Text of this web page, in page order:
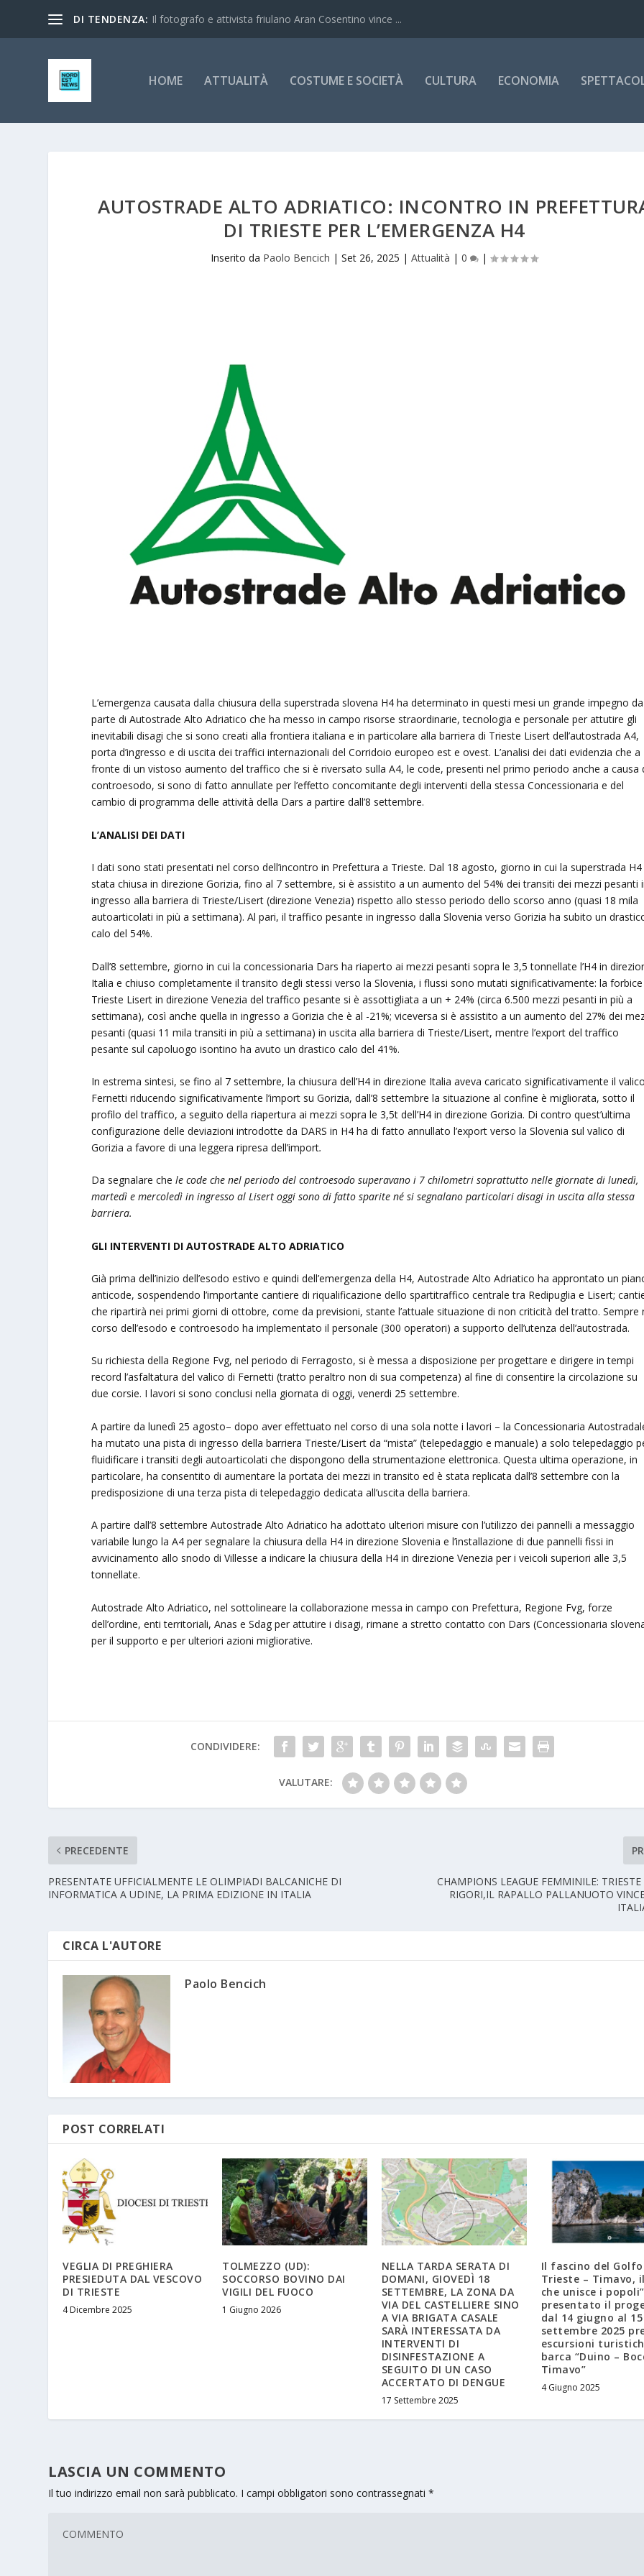
DI TENDENZA: Il fotografo e attivista friulano Aran Cosentino vince ...
HOME ATTUALITÀ COSTUME E SOCIETÀ CULTURA ECONOMIA
AUTOSTRADE ALTO ADRIATICO: INCONTRO IN
DI TRIESTE PER L’EMERGENZA H4
Inserito da Paolo Bencich |Set 26, 2025 |Attualità |0 |
L’emergenza causata dalla chiusura della superstrada slovena H4 ha determinato in questi mesi un grande impegno da
parte di Autostrade Alto Adriatico che ha messo in campo risorse straordinarie, tecnologia e personale per attutire gli
inevitabili disagi che si sono creati alla frontiera italiana e in particolare alla barriera di Trieste Lisert dell’autostrada A4,
porta d’ingresso e di uscita dei traffici internazionali del Corridoio europeo est e ovest. L’analisi dei dati evidenzia che a
fronte di un vistoso aumento del traffico che si è riversato sulla A4, le code, presenti nel primo periodo anche a causa
controesodo, si sono di fatto annullate per l’effetto concomitante degli interventi della stessa Concessionaria e del
cambio di programma delle attività della Dars a partire dall’8 settembre.
L’ANALISI DEI DATI
I dati sono stati presentati nel corso dell’incontro in Prefettura a Trieste. Dal 18 agosto, giorno in cui la superstrada H4
stata chiusa in direzione Gorizia, fino al 7 settembre, si è assistito a un aumento del 54% dei transiti dei mezzi pesanti
ingresso alla barriera di Trieste/Lisert (direzione Venezia) rispetto allo stesso periodo dello scorso anno (quasi 18 mila
autoarticolati in più a settimana). Al pari, il traffico pesante in ingresso dalla Slovenia verso Gorizia ha subito un
calo del 54%.
Dall’8 settembre, giorno in cui la concessionaria Dars ha riaperto ai mezzi pesanti sopra le 3,5 tonnellate l’H4 in
Italia e chiuso completamente il transito degli stessi verso la Slovenia, i flussi sono mutati significativamente: la forbice
Trieste Lisert in direzione Venezia del traffico pesante si è assottigliata a un + 24% (circa 6.500 mezzi pesanti in più a
settimana), così anche quella in ingresso a Gorizia che è al -21%; viceversa si è assistito a un aumento del 27% dei
pesanti (quasi 11 mila transiti in più a settimana) in uscita alla barriera di Trieste/Lisert, mentre l’export del traffico
pesante sul capoluogo isontino ha avuto un drastico calo del 41%.
In estrema sintesi, se fino al 7 settembre, la chiusura dell’H4 in direzione Italia aveva caricato significativamente il
Fernetti riducendo significativamente l’import su Gorizia, dall’8 settembre la situazione al confine è migliorata, sotto il
profilo del traffico, a seguito della riapertura ai mezzi sopra le 3,5t dell’H4 in direzione Gorizia. Di contro quest’ultima
configurazione delle deviazioni introdotte da DARS in H4 ha di fatto annullato l’export verso la Slovenia sul valico di
Gorizia a favore di una leggera ripresa dell’import.
Da segnalare chele code che nel periodo del controesodo superavano i 7 chilometri soprattutto nelle giornate di lunedì,
martedì e mercoledì in ingresso al Lisert oggi sono di fatto sparite né si segnalano particolari disagi in uscita alla stessa
barriera.
GLI INTERVENTI DI AUTOSTRADE ALTO ADRIATICO
Già prima dell’inizio dell’esodo estivo e quindi dell’emergenza della H4, Autostrade Alto Adriatico ha approntato un
anticode, sospendendo l’importante cantiere di riqualificazione dello spartitraffico centrale tra Redipuglia e Lisert;
che ripartirà nei primi giorni di ottobre, come da previsioni, stante l’attuale situazione di non criticità del tratto. Sempre
corso dell’esodo e controesodo ha implementato il personale (300 operatori) a supporto dell’utenza dell’autostrada.
Su richiesta della Regione Fvg, nel periodo di Ferragosto, si è messa a disposizione per progettare e dirigere in tempi
record l’asfaltatura del valico di Fernetti (tratto peraltro non di sua competenza) al fine di consentire la circolazione su
due corsie. I lavori si sono conclusi nella giornata di oggi, venerdi 25 settembre.
A partire da lunedì 25 agosto– dopo aver effettuato nel corso di una sola notte i lavori – la Concessionaria
ha mutato una pista di ingresso della barriera Trieste/Lisert da “mista” (telepedaggio e manuale) a solo telepedaggio
fluidificare i transiti degli autoarticolati che dispongono della strumentazione elettronica. Questa ultima operazione, in
particolare, ha consentito di aumentare la portata dei mezzi in transito ed è stata replicata dall’8 settembre con la
predisposizione di una terza pista di telepedaggio dedicata all’uscita della barriera.
A partire dall’8 settembre Autostrade Alto Adriatico ha adottato ulteriori misure con l’utilizzo dei pannelli a messaggio
variabile lungo la A4 per segnalare la chiusura della H4 in direzione Slovenia e l’installazione di due pannelli fissi in
avvicinamento allo snodo di Villesse a indicare la chiusura della H4 in direzione Venezia per i veicoli superiori alle 3,5
tonnellate.
Autostrade Alto Adriatico, nel sottolineare la collaborazione messa in campo con Prefettura, Regione Fvg, forze
dell’ordine, enti territoriali, Anas e Sdag per attutire i disagi, rimane a stretto contatto con Dars (Concessionaria
per il supporto e per ulteriori azioni migliorative.
CONDIVIDERE:
VALUTARE:
PRECEDENTE
PRESENTATE UFFICIALMENTE LE OLIMPIADI BALCANICHE DI
INFORMATICA A UDINE, LA PRIMA EDIZIONE IN ITALIA
CHAMPIONS LEAGUE FEMMINILE:
RIGORI,IL RAPALLO PALLANUOTO
CIRCA L'AUTORE
Paolo Bencich
POST CORRELATI
VEGLIA DI PREGHIERA
PRESIEDUTA DAL VESCOVO
DI TRIESTE
4 Dicembre 2025
TOLMEZZO (UD):
SOCCORSO BOVINO DAI
VIGILI DEL FUOCO
1 Giugno 2026
NELLA TARDA SERATA DI
DOMANI, GIOVEDÌ 18
SETTEMBRE, LA ZONA DA
VIA DEL CASTELLIERE SINO
A VIA BRIGATA CASALE
SARÀ INTERESSATA DA
INTERVENTI DI
DISINFESTAZIONE A
SEGUITO DI UN CASO
ACCERTATO DI DENGUE
17 Settembre 2025
Il fascino del
Trieste – Timavo,
che unisce i
presentato il
dal 14 giugno al 15
settembre 2025
escursioni
barca “Duino –
Timavo”
4 Giugno 2025
LASCIA UN COMMENTO
Il tuo indirizzo email non sarà pubblicato. I campi obbligatori sono contrassegnati*